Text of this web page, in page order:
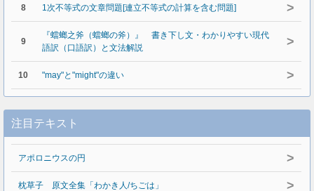
8 1次不等式の文章問題[連立不等式の計算を含む問題] >
9
『蟷螂之斧（蟷螂の斧）』 書き下し文・わかりやすい現代
語訳（口語訳）と文法解説
>
10 "may"と"might"の違い >
注目テキスト
アポロニウスの円 >
枕草子 原文全集「わかき人/ちごは」 >